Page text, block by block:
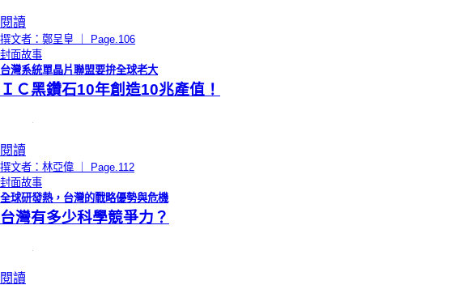
閱讀
撰文者：鄭呈皇 ｜ Page.106
封面故事
台灣系統單晶片聯盟要拚全球老大
ＩＣ黑鑽石10年創造10兆產值！
閱讀
撰文者：林亞偉 ｜ Page.112
封面故事
全球研發熱，台灣的戰略優勢與危機
台灣有多少科學競爭力？
閱讀